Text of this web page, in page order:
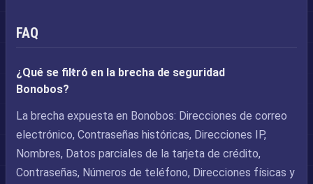
FAQ
¿Qué se filtró en la brecha de seguridad
Bonobos?
La brecha expuesta en Bonobos: Direcciones de correo
electrónico, Contraseñas históricas, Direcciones IP,
Nombres, Datos parciales de la tarjeta de crédito,
Contraseñas, Números de teléfono, Direcciones físicas y